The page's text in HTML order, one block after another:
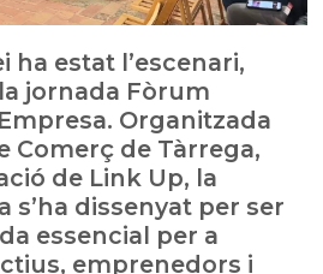
ha estat l’escenari,
jornada Fòrum
Organitzada
Comerç de Tàrrega,
de Link Up, la
s’ha dissenyat per ser
essencial per a
emprenedors i